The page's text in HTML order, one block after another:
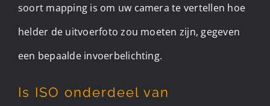
soort mapping is om uw camera te vertellen hoe
helder de uitvoerfoto zou moeten zijn, gegeven
een bepaalde invoerbelichting.
Is ISO onderdeel van